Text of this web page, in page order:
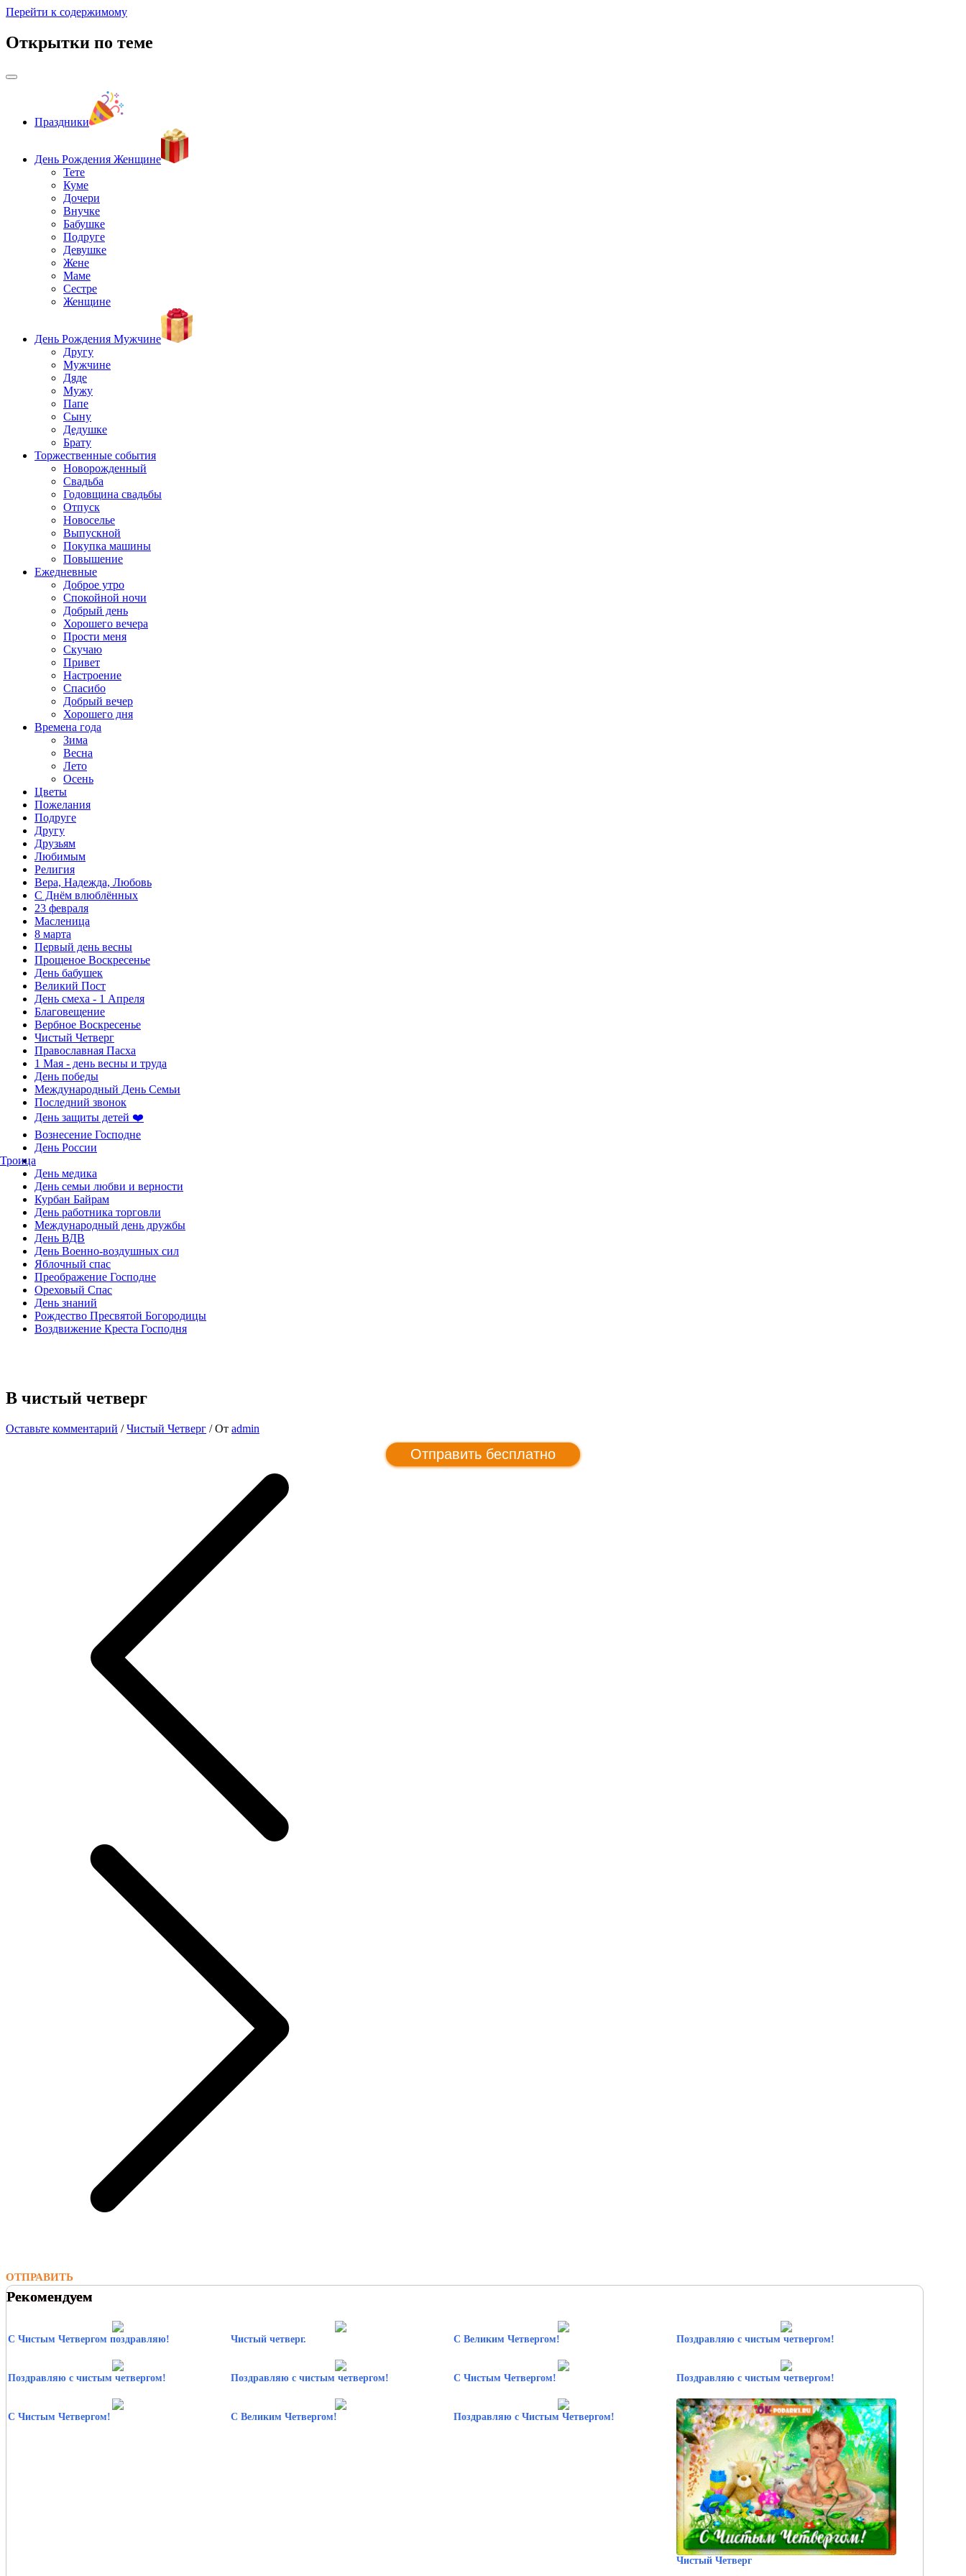
Перейти к содержимому
Открытки по теме
Праздники
День Рождения Женщине
Тете
Куме
Дочери
Внучке
Бабушке
Подруге
Девушке
Жене
Маме
Сестре
Женщине
День Рождения Мужчине
Другу
Мужчине
Дяде
Мужу
Папе
Сыну
Дедушке
Брату
Торжественные события
Новорожденный
Свадьба
Годовщина свадьбы
Отпуск
Новоселье
Выпускной
Покупка машины
Повышение
Ежедневные
Доброе утро
Спокойной ночи
Добрый день
Хорошего вечера
Прости меня
Скучаю
Привет
Настроение
Спасибо
Добрый вечер
Хорошего дня
Времена года
Зима
Весна
Лето
Осень
Цветы
Пожелания
Подруге
Другу
Друзьям
Любимым
Религия
Вера, Надежда, Любовь
С Днём влюблённых
23 февраля
Масленица
8 марта
Первый день весны
Прощеное Воскресенье
День бабушек
Великий Пост
День смеха - 1 Апреля
Благовещение
Вербное Воскресенье
Чистый Четверг
Православная Пасха
1 Мая - день весны и труда
День победы
Международный День Семьи
Последний звонок
День защиты детей ❤️
Вознесение Господне
День России
Троица
День медика
День семьи любви и верности
Курбан Байрам
День работника торговли
Международный день дружбы
День ВДВ
День Военно-воздушных сил
Яблочный спас
Преображение Господне
Ореховый Спас
День знаний
Рождество Пресвятой Богородицы
Воздвижение Креста Господня
В чистый четверг
Оставьте комментарий /Чистый Четверг / От admin
Отправить бесплатно
ОТПРАВИТЬ
Рекомендуем
С Чистым Четвергом поздравляю! Чистый четверг. С Великим Четвергом! Поздравляю с чистым четвергом!
Поздравляю с чистым четвергом! Поздравляю с чистым четвергом! С Чистым Четвергом! Поздравляю с чистым четвергом!
С Чистым Четвергом! С Великим Четвергом! Поздравляю с Чистым Четвергом!
Чистый Четверг